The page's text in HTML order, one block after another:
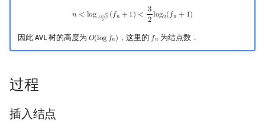
其它 DP 方法
Manacher
回文树
序列自动机
同余方程
指数生成函数
抽象代数
概率论
博弈论
2-SAT
欧拉图
哈密顿图
15-puzzle
Kahan 求和
珂朵莉树/颜色段均摊
𝑛 < log 1+
√
5
2 (𝑓𝑛 + 1) < 3
2log2(𝑓𝑛 + 1)
n +5 2 +1) log n +
因此 AVL 树的高度为 𝑂(log𝑓𝑛)
O(log fn) ，这里的 𝑓𝑛
fn 为结点数．
过程
插入结点